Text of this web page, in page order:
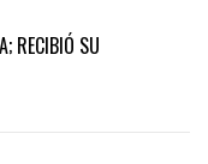
RECIBIÓ SU